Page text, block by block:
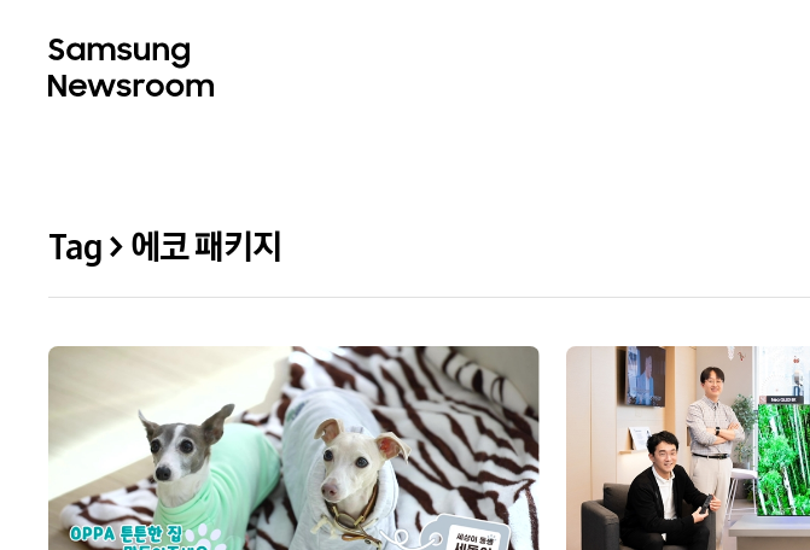
Tag > 에코 패키지